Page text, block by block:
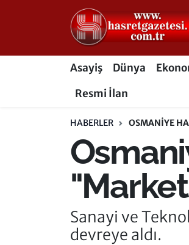
Asayiş Dünya
Resmi İlan
HABERLER OSMANIYE
Sanayi ve
devreye aldı.
Osmaniye Nöbetçi Eczaneler
Osmaniye Hava Durumu
Süper Lig Puan Durumu ve
Tüm Manşetler
Son Dakika Haberleri
Haber Arşivi